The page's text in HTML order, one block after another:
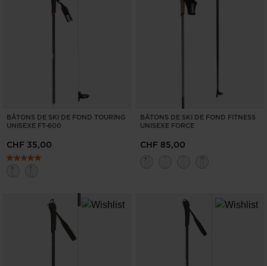
BÂTONS DE SKI DE FOND TOURING
UNISEXE FT-600
CHF 35,00
BÂTONS DE SKI DE FOND FITNESS
UNISEXE FORCE
CHF 85,00